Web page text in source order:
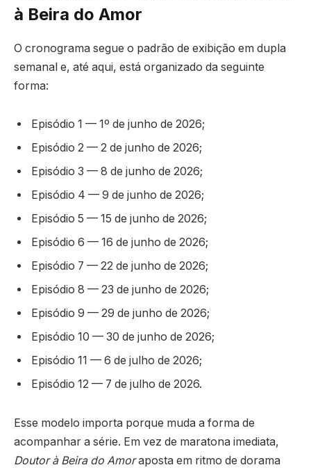
à Beira do Amor
O cronograma segue o padrão de exibição em dupla
semanal e, até aqui, está organizado da seguinte
forma:
Episódio 1 — 1º de junho de 2026;
Episódio 2 — 2 de junho de 2026;
Episódio 3 — 8 de junho de 2026;
Episódio 4 — 9 de junho de 2026;
Episódio 5 — 15 de junho de 2026;
Episódio 6 — 16 de junho de 2026;
Episódio 7 — 22 de junho de 2026;
Episódio 8 — 23 de junho de 2026;
Episódio 9 — 29 de junho de 2026;
Episódio 10 — 30 de junho de 2026;
Episódio 11 — 6 de julho de 2026;
Episódio 12 — 7 de julho de 2026.
Esse modelo importa porque muda a forma de
acompanhar a série. Em vez de maratona imediata,
Doutor à Beira do Amoraposta em ritmo de dorama